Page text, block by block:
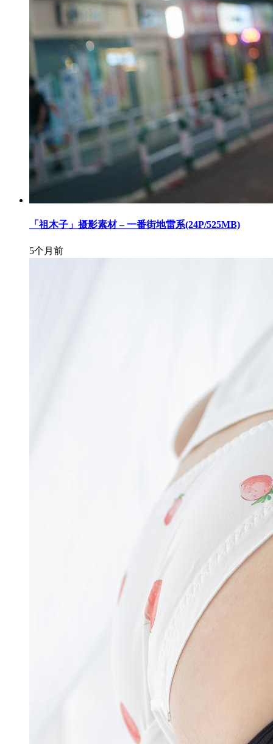
「祖木子」摄影素材 – 一番街地雷系(24P/525MB)
5个月前